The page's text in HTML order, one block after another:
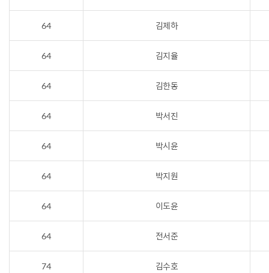
64 김제하
64 김지율
64 김한동
64 박서진
64 박시윤
64 박지원
64 이도윤
64 전서준
74 김수호